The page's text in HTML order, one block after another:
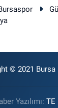
© 2021 Bursa
Yazılımı: TE